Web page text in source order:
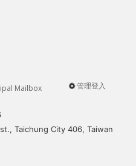
User
管理登入
Mailbox
Taichung City 406, Taiwan